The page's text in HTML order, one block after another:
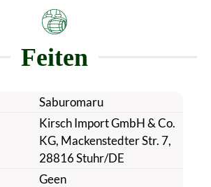
Feiten
Saburomaru
Kirsch Import GmbH & Co.
KG, Mackenstedter Str. 7,
28816 Stuhr/DE
Geen